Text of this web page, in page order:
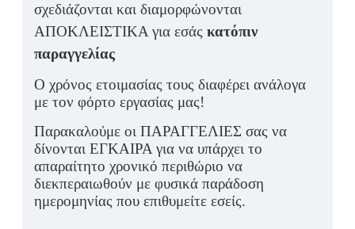
σχεδιάζονται και διαμορφώνονται
ΑΠΟΚΛΕΙΣΤΙΚΑ για εσάς κατόπιν
παραγγελίας
Ο χρόνος ετοιμασίας τους διαφέρει ανάλογα
με τον φόρτο εργασίας μας!
Παρακαλούμε οι ΠΑΡΑΓΓΕΛΙΕΣ σας να
δίνονται ΕΓΚΑΙΡΑ για να υπάρχει το
απαραίτητο χρονικό περιθώριο να
διεκπεραιωθούν με φυσικά παράδοση
ημερομηνίας που επιθυμείτε εσείς.